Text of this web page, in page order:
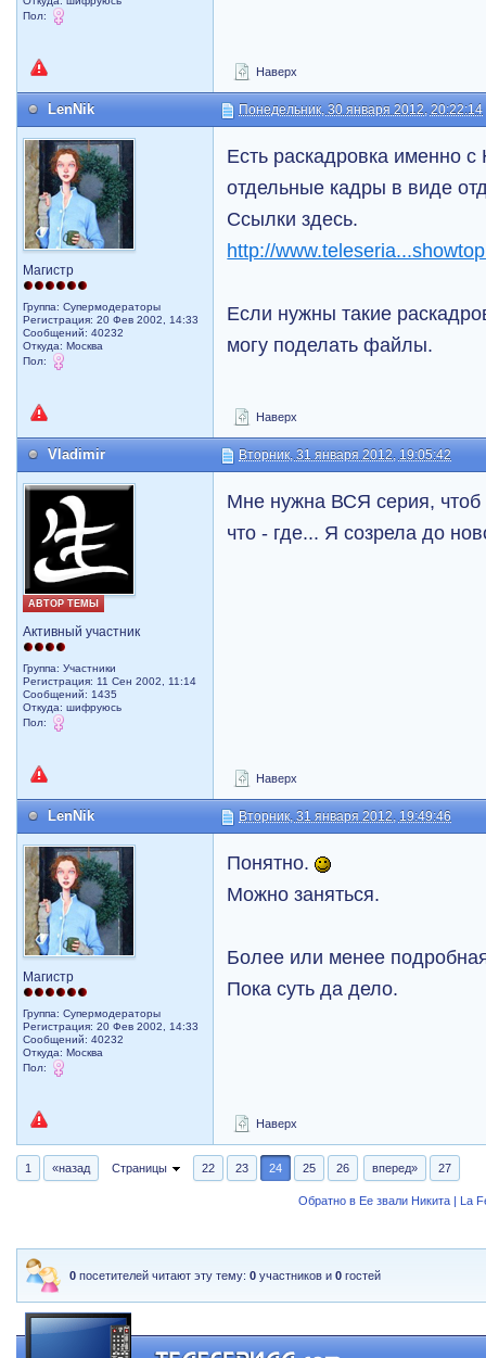
Пол:
Наверх
LenNik Понедельник, 30 января 2012, 20:22:14
Магистр
Группа: Супермодераторы
Регистрация: 20 Фев 2002, 14:33
Сообщений: 40232
Откуда: Москва
Пол:
Есть раскадровка именно
отдельные кадры в виде
Ссылки здесь.
http://
Если нужны такие
могу поделать файлы.
Наверх
Vladimir Вторник, 31 января 2012, 19:05:42
АВТОР ТЕМЫ
Активный участник
Группа: Участники
Регистрация: 11 Сен 2002, 11:14
Сообщений: 1435
Откуда: шифруюсь
Пол:
Мне нужна ВСЯ серия, чтоб
что - где... Я созрела до
Наверх
LenNik Вторник, 31 января 2012, 19:49:46
Магистр
Группа: Супермодераторы
Регистрация: 20 Фев 2002, 14:33
Сообщений: 40232
Откуда: Москва
Пол:
Понятно.
Можно заняться.
Более или менее
Пока суть да дело.
Наверх
1 «назад Страницы 22 23 24 25 26 вперед» 27
Обратно в Ее звали Никита | La
0 посетителей читают эту тему:0 участников и0 гостей